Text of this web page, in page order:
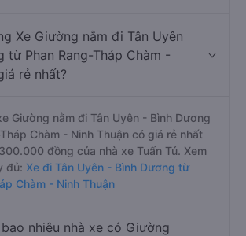
Xe Giường nằm đi Tân Uyên
từ Phan Rang-Tháp Chàm -
rẻ nhất?
Giường nằm đi Tân Uyên - Bình Dương
Chàm - Ninh Thuận có giá rẻ nhất
đồng của nhà xe Tuấn Tú. Xem
đủ: Xe đi Tân Uyên - Bình Dương từ
Chàm - Ninh Thuận
nhiêu nhà xe có Giường